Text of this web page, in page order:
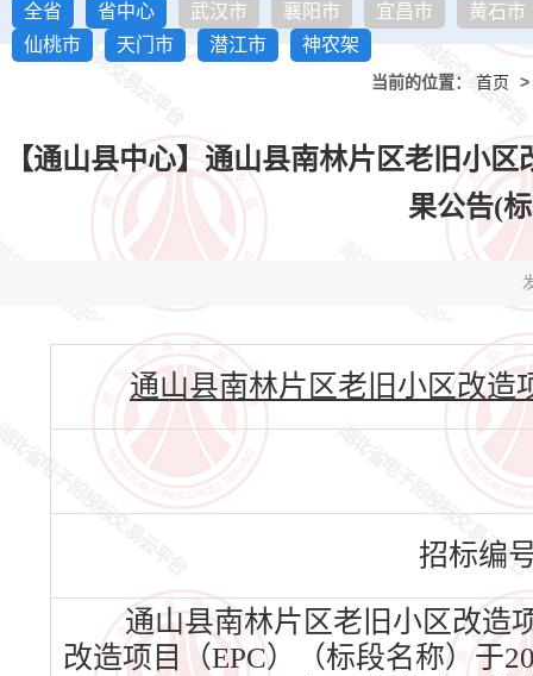
全省 省中心 武汉市 襄阳市 宜昌市
黄石市
仙桃市
天门市 潜江市 神农架
当前的位置： 首页 >
【通山县中心】通山县南林片区老旧小
果公告(
通山县南林片区老旧小区改造
招标编
通山县南林片区老旧小区改造
改造项目（EPC）（标段名称）于